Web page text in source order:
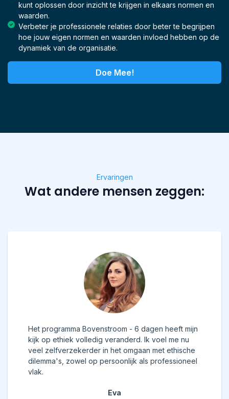
kunt oplossen door inzicht te krijgen in elkaars normen en
waarden.
Verbeter je professionele relaties door beter te begrijpen
hoe jouw eigen normen en waarden invloed hebben op de
dynamiek van de organisatie.
Doe Mee!
Ervaringen
Wat andere mensen zeggen:
Het programma Bovenstroom - 6 dagen heeft mijn
kijk op ethiek volledig veranderd. Ik voel me nu
veel zelfverzekerder in het omgaan met ethische
dilemma's, zowel op persoonlijk als professioneel
vlak.
Eva